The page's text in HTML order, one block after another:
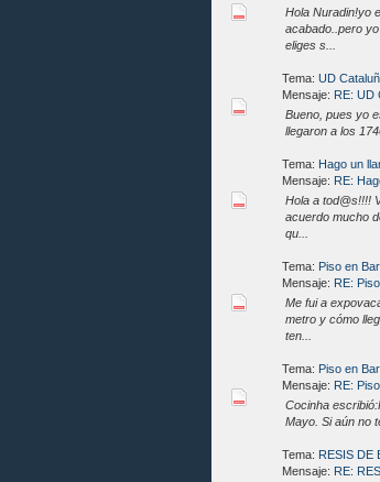
Hola Nuradin!yo
acabado..pero
eliges s...
Tema: UD
Mensaje: RE: UD
Bueno, pues yo
llegaron a los
Tema: Hago un
Mensaje: RE:
Hola a tod@s!!!!
acuerdo mucho
qu...
Tema: Piso en
Mensaje: RE:
Me fui a
metro y cómo
ten...
Tema: Piso en
Mensaje: RE:
Cocinha
Mayo. Si aún no
Tema: RESIS DE
Mensaje: RE: